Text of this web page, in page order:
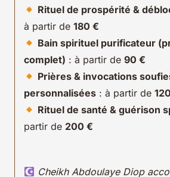
Rituel de prospérité &
à partir de 180 €
Bain spirituel purificateur
complet) : à partir de 90 €
Prières & invocations
personnalisées : à partir de
Rituel de santé & guérison
partir de 200 €
Cheikh Abdoulaye Diop